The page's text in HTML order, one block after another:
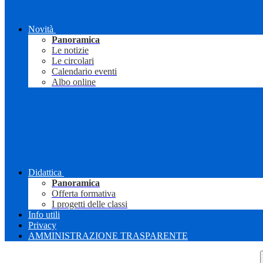
Novità
Panoramica
Le notizie
Le circolari
Calendario eventi
Albo online
Didattica
Panoramica
Offerta formativa
I progetti delle classi
Info utili
Privacy
AMMINISTRAZIONE TRASPARENTE